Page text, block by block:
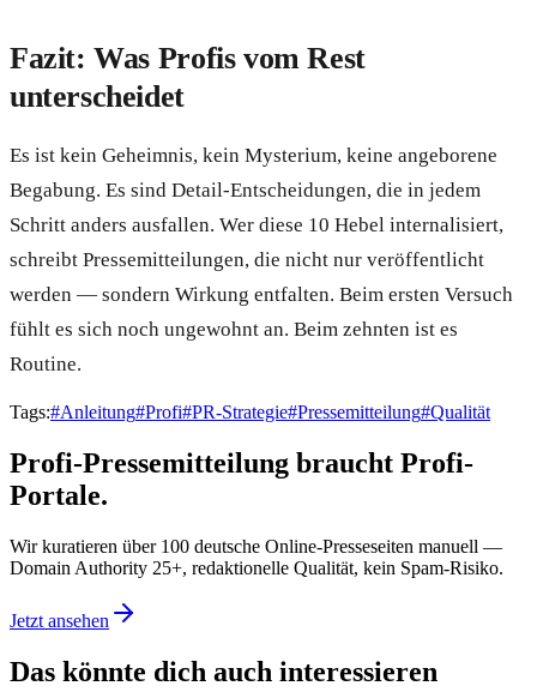
Fazit: Was Profis vom Rest
unterscheidet
Es ist kein Geheimnis, kein Mysterium, keine angeborene
Begabung. Es sind Detail-Entscheidungen, die in jedem
Schritt anders ausfallen. Wer diese 10 Hebel internalisiert,
schreibt Pressemitteilungen, die nicht nur veröffentlicht
werden — sondern Wirkung entfalten. Beim ersten Versuch
fühlt es sich noch ungewohnt an. Beim zehnten ist es
Routine.
Tags:#Anleitung#Profi#PR-Strategie#Pressemitteilung#Qualität
Profi-Pressemitteilung braucht Profi-
Portale.
Wir kuratieren über 100 deutsche Online-Presseseiten manuell —
Domain Authority 25+, redaktionelle Qualität, kein Spam-Risiko.
Jetzt ansehen
Das könnte dich auch interessieren